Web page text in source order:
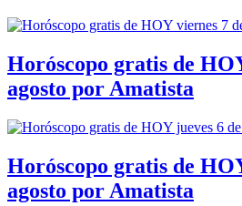
Horóscopo gratis de
agosto por Amatista
Horóscopo gratis de
agosto por Amatista